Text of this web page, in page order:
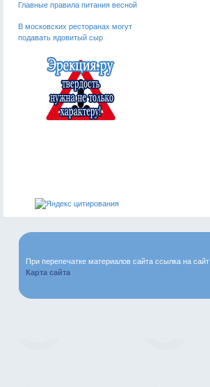
Главные правила питания весной
В московских ресторанах могут
подавать ядовитый сыр
При перепечатке материалов сайта ссылка на сайт
Карта сайта